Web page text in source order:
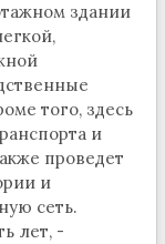
здании
того, здесь
и
проведет
и
сеть.
лет, -